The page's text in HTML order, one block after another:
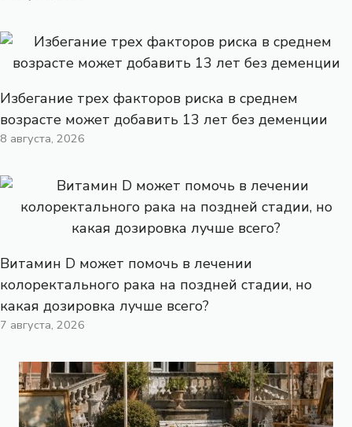
Избегание трех факторов риска в среднем
возрасте может добавить 13 лет без деменции
8 августа, 2026
Витамин D может помочь в лечении
колоректального рака на поздней стадии, но
какая дозировка лучше всего?
7 августа, 2026